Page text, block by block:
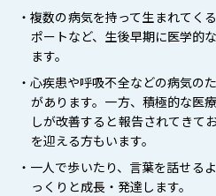
・複数の病気を持って生まれてく
ポートなど、生後早期に医学的
ます。
・心疾患や呼吸不全などの病気の
があります。一方、積極的な医
しが改善すると報告されてきて
を迎える方もいます。
・一人で歩いたり、言葉を話せる
っくりと成長・発達します。